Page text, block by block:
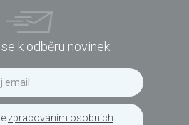
k odběru novinek
zpracováním osobních